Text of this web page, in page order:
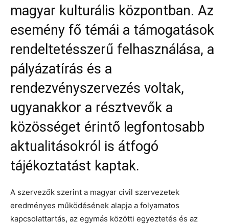
magyar kulturális központban. Az
esemény fő témái a támogatások
rendeltetésszerű felhasználása, a
pályázatírás és a
rendezvényszervezés voltak,
ugyanakkor a résztvevők a
közösséget érintő legfontosabb
aktualitásokról is átfogó
tájékoztatást kaptak.
A szervezők szerint a magyar civil szervezetek
eredményes működésének alapja a folyamatos
kapcsolattartás, az egymás közötti egyeztetés és az